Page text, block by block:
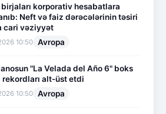
birjaları korporativ hesabatlara
Neft və faiz dərəcələrinin təsiri
cari vəziyyət
10:50 Avropa
"La Velada del Año 6" boks
rekordları alt-üst etdi
10:50 Avropa